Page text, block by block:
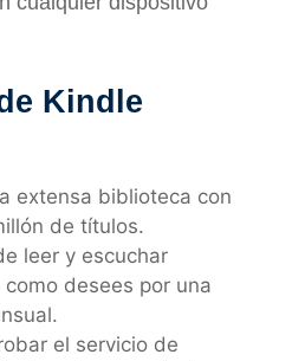
Kindle
extensa biblioteca con
de títulos.
leer y escuchar
desees por una
el servicio de